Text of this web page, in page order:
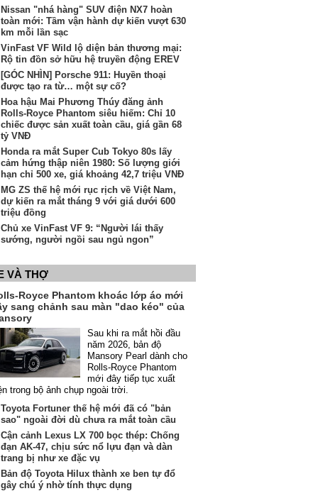
Nissan "nhá hàng" SUV điện NX7 hoàn
toàn mới: Tầm vận hành dự kiến vượt 630
km mỗi lần sạc
VinFast VF Wild lộ diện bản thương mại:
Rộ tin đồn sở hữu hệ truyền động EREV
[GÓC NHÌN] Porsche 911: Huyền thoại
được tạo ra từ… một sự cố?
Hoa hậu Mai Phương Thúy đăng ảnh
Rolls-Royce Phantom siêu hiếm: Chỉ 10
chiếc được sản xuất toàn cầu, giá gần 68
tỷ VNĐ
Honda ra mắt Super Cub Tokyo 80s lấy
cảm hứng thập niên 1980: Số lượng giới
hạn chỉ 500 xe, giá khoảng 42,7 triệu VNĐ
MG ZS thế hệ mới rục rịch về Việt Nam,
dự kiến ra mắt tháng 9 với giá dưới 600
triệu đồng
Chủ xe VinFast VF 9: “Người lái thấy
sướng, người ngồi sau ngủ ngon”
VÀ THỢ
Royce Phantom khoác lớp áo mới
sang chảnh sau màn "dao kéo" của
Sau khi ra mắt hồi đầu
năm 2026, bản độ
Mansory Pearl dành cho
Rolls-Royce Phantom
mới đây tiếp tục xuất
trong bộ ảnh chụp ngoài trời.
Toyota Fortuner thế hệ mới đã có "bản
sao" ngoài đời dù chưa ra mắt toàn cầu
Cận cảnh Lexus LX 700 bọc thép: Chống
đạn AK-47, chịu sức nổ lựu đạn và dàn
trang bị như xe đặc vụ
Bản độ Toyota Hilux thành xe ben tự đổ
gây chú ý nhờ tính thực dụng